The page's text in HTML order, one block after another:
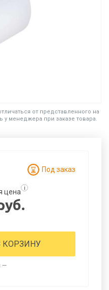
от представленного на
у менеджера при заказе товара.
Под заказ
цена i
КОРЗИНУ
—